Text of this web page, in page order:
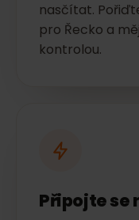
nasčítat.
pro Řecko a
kontrolou.
Připojte se